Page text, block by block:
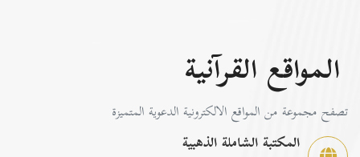
المواقع القرآنية
تصفح مجموعة من المواقع الالكترونية الدعوية المتميزة
المكتبة الشاملة الذهبية